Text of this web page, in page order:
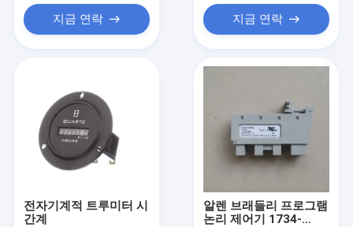
지금 연락 지금 연락
전자기계적 트루미터 시
간계
알렌 브래들리 프로그램
논리 제어기 1734-